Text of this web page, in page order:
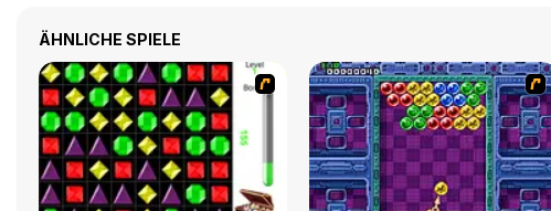
ÄHNLICHE SPIELE